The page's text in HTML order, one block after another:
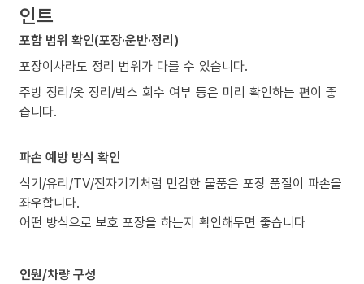
인트
포함 범위 확인(포장·운반·정리)
포장이사라도 정리 범위가 다를 수 있습니다.
주방 정리/옷 정리/박스 회수 여부 등은 미리 확인하는 편이 좋
습니다.
파손 예방 방식 확인
식기/유리/TV/전자기기처럼 민감한 물품은 포장 품질이 파손을
좌우합니다.
어떤 방식으로 보호 포장을 하는지 확인해두면 좋습니다
인원/차량 구성